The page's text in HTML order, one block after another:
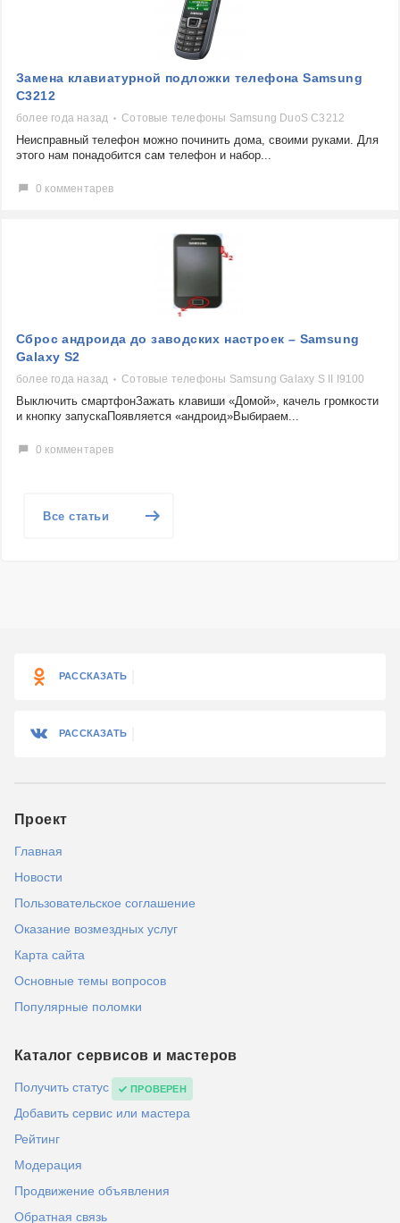
Замена клавиатурной подложки телефона Samsung
C3212
более года назад Сотовые телефоны Samsung DuoS C3212
Неисправный телефон можно починить дома, своими руками. Для
этого нам понадобится сам телефон и набор...
0 комментарев
Сброс андроида до заводских настроек – Samsung
Galaxy S2
более года назад Сотовые телефоны Samsung Galaxy S II I9100
Выключить смартфонЗажать клавиши «Домой», качель громкости
и кнопку запускаПоявляется «андроид»Выбираем...
0 комментарев
Все статьи
РАССКАЗАТЬ
РАССКАЗАТЬ
Проект
Главная
Новости
Пользовательское соглашение
Оказание возмездных услуг
Карта сайта
Основные темы вопросов
Популярные поломки
Каталог сервисов и мастеров
Получить статус ПРОВЕРЕН
Добавить сервис или мастера
Рейтинг
Модерация
Продвижение объявления
Обратная связь